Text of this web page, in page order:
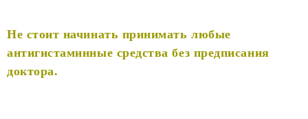
Не стоит начинать принимать любые
антигистаминные средства без предписания
доктора.